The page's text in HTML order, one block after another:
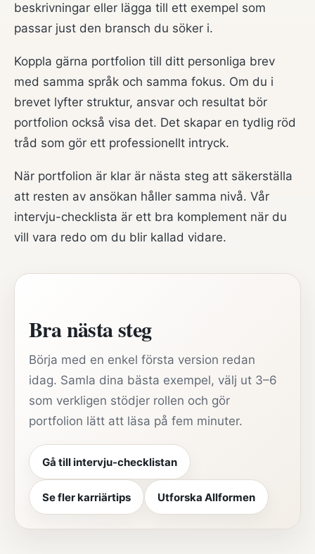
beskrivningar eller lägga till ett exempel som
passar just den bransch du söker i.
Koppla gärna portfolion till ditt personliga brev
med samma språk och samma fokus. Om du i
brevet lyfter struktur, ansvar och resultat bör
portfolion också visa det. Det skapar en tydlig röd
tråd som gör ett professionellt intryck.
När portfolion är klar är nästa steg att säkerställa
att resten av ansökan håller samma nivå. Vår
intervju-checklista är ett bra komplement när du
vill vara redo om du blir kallad vidare.
Bra nästa steg
Börja med en enkel första version redan
idag. Samla dina bästa exempel, välj ut 3–6
som verkligen stödjer rollen och gör
portfolion lätt att läsa på fem minuter.
Gå till intervju-checklistan
Se fler karriärtips Utforska Allformen